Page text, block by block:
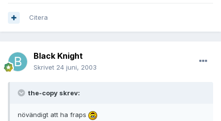
Citera
Black Knight
Skrivet 24 juni, 2003
the-copy skrev:
növändigt att ha fraps